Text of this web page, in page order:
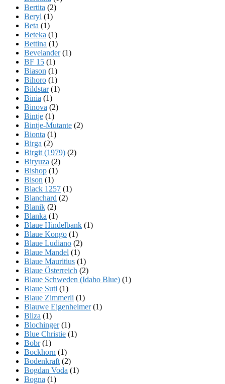
Bertita (2)
Beryl (1)
Beta (1)
Beteka (1)
Bettina (1)
Bevelander(1)
BF 15 (1)
Biason (1)
Bihoro (1)
Bildstar(1)
Binia (1)
Binova (2)
Bintje (1)
Bintje-Mutante (2)
Bionta (1)
Birga (2)
Birgit (1979) (2)
Biryuza (2)
Bishop (1)
Bison (1)
Black 1257 (1)
Blanchard (2)
Blanik (2)
Blanka (1)
Blaue Hindelbank (1)
Blaue Kongo (1)
Blaue Ludiano (2)
Blaue Mandel (1)
Blaue Mauritius (1)
Blaue Österreich (2)
Blaue Schweden (Idaho Blue) (1)
Blaue Suti (1)
Blaue Zimmerli (1)
Blauwe Eigenheimer(1)
Bliza (1)
Blochinger(1)
Blue Christie (1)
Bobr(1)
Bockhorn (1)
Bodenkraft (2)
Bogdan Voda (1)
Bogna (1)